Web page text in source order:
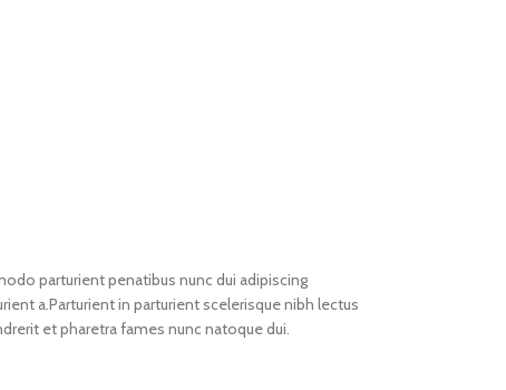
parturient penatibus nunc dui adipiscing
a.Parturient in parturient scelerisque nibh lectus
et pharetra fames nunc natoque dui.